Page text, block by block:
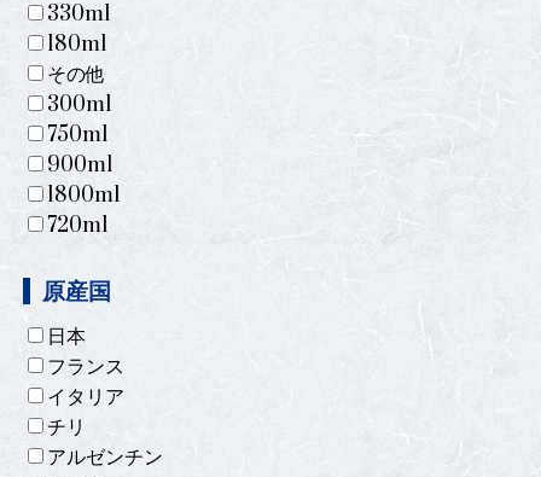
330ml
180ml
その他
300ml
750ml
900ml
1800ml
720ml
原産国
日本
フランス
イタリア
チリ
アルゼンチン